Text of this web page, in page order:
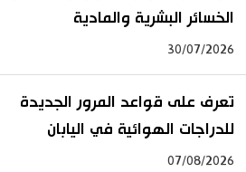
الخسائر البشرية والمادية
30/07/2026
تعرف على قواعد المرور الجديدة
للدراجات الهوائية في اليابان
07/08/2026